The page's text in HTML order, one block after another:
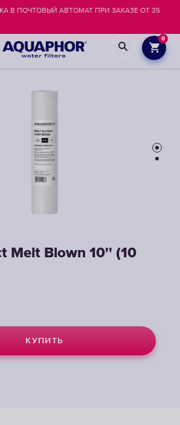
0
В ПОЧТОВЫЙ АВТОМАТ ПРИ ЗАКАЗЕ ОТ 35
Melt Blown 10'' (10
КУПИТЬ
Melt Blown 10'' (10
КУПИТЬ